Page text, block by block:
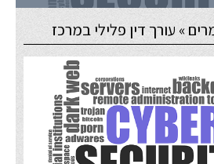
» עורך דין פלילי במרכז